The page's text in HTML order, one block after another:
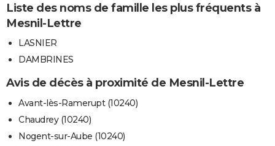
Liste des noms de famille les plus fréquents à
Mesnil-Lettre
LASNIER
DAMBRINES
Avis de décès à proximité de Mesnil-Lettre
Avant-lès-Ramerupt (10240)
Chaudrey (10240)
Nogent-sur-Aube (10240)